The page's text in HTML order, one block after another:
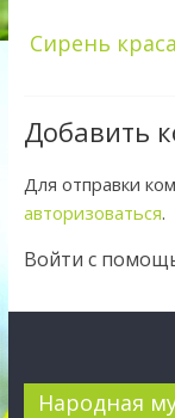
Сирень
Добавить
Для отправки
авторизоваться.
Войти с
Народная